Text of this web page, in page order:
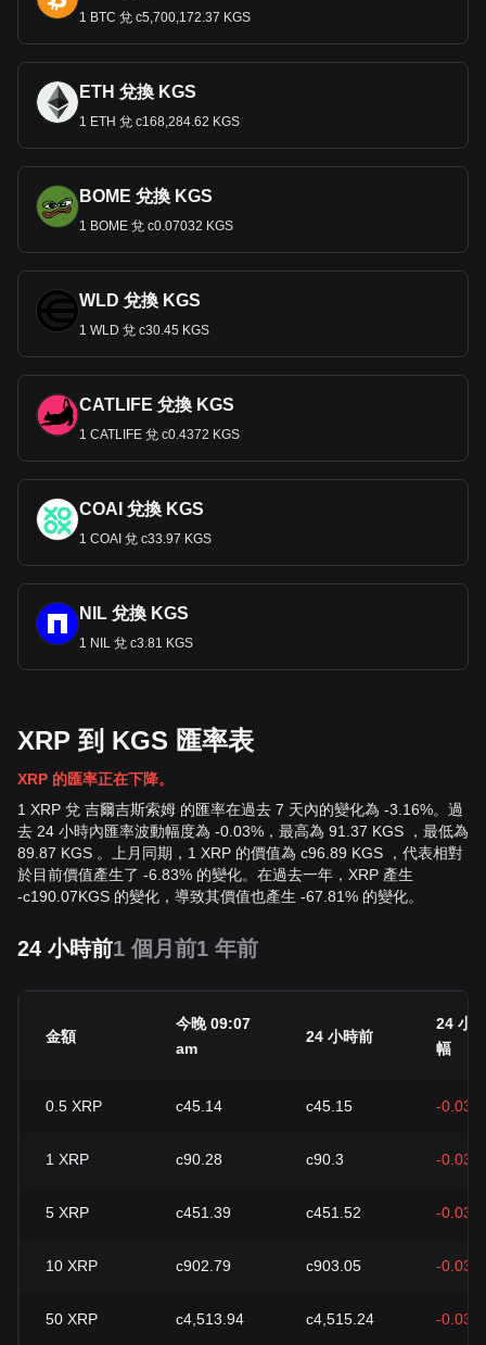
1 BTC 兌 с5,700,172.37 KGS
ETH 兌換 KGS
1 ETH 兌 с168,284.62 KGS
BOME 兌換 KGS
1 BOME 兌 с0.07032 KGS
WLD 兌換 KGS
1 WLD 兌 с30.45 KGS
CATLIFE 兌換 KGS
1 CATLIFE 兌 с0.4372 KGS
COAI 兌換 KGS
1 COAI 兌 с33.97 KGS
NIL 兌換 KGS
1 NIL 兌 с3.81 KGS
XRP 到 KGS 匯率表
XRP 的匯率正在下降。
1 XRP 兌 吉爾吉斯索姆 的匯率在過去 7 天內的變化為 -3.16%。過
去 24 小時內匯率波動幅度為 -0.03%，最高為 91.37 KGS ，最低為
89.87 KGS 。上月同期，1 XRP 的價值為 с96.89 KGS ，代表相對
於目前價值產生了 -6.83% 的變化。在過去一年，XRP 產生
-с190.07KGS 的變化，導致其價值也產生 -67.81% 的變化。
24 小時前1 個月前1 年前
金額
今晚 09:07
am
24 小時前
24 小
幅
0.5 XRP с45.14 с45.15 -0.03%
1 XRP с90.28 с90.3 -0.03%
5 XRP с451.39 с451.52 -0.03%
10 XRP с902.79 с903.05 -0.03%
50 XRP с4,513.94 с4,515.24 -0.03%